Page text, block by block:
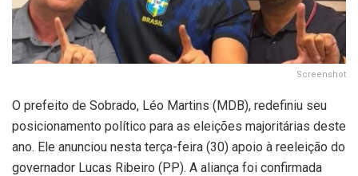
Screenshot
O prefeito de Sobrado, Léo Martins (MDB), redefiniu seu
posicionamento político para as eleições majoritárias deste
ano. Ele anunciou nesta terça-feira (30) apoio à reeleição do
governador Lucas Ribeiro (PP). A aliança foi confirmada